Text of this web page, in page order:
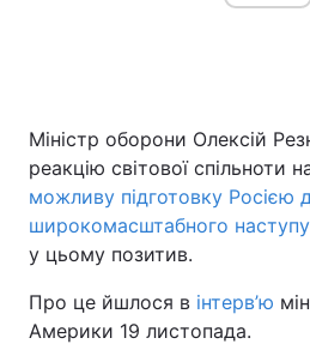
Головна
Україна
Економіка
Спорт
Міністр оборони Олексій
реакцію світової спільноти
можливу підготовку Росією
широкомасштабного наступу
у цьому позитив.
Про це йшлося в інтерв’ю
Америки 19 листопада.